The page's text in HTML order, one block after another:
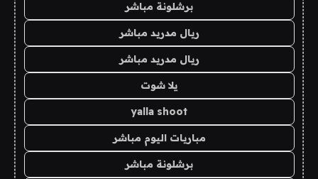
برشلونة مباشر
ريال مدريد مباشر
ريال مدريد مباشر
يلا شوت
yalla shoot
مباريات اليوم مباشر
برشلونة مباشر